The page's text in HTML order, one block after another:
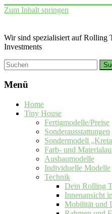
Zum Inhalt springen
Wir sind spezialisiert auf Rolling
Investments
Menü
Home
Tiny House
Fertigmodelle/Preise
Sonderausstattungen
Sondermodell
Farb- und
Ausbaumodelle
Individuelle Modelle
Technik
Dein Rolling
Innenansicht
Mobilität und